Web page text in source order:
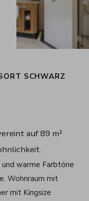
SCHWARZ
auf 89 m²
warme Farbtöne
Wohnraum mit
mit Kingsize